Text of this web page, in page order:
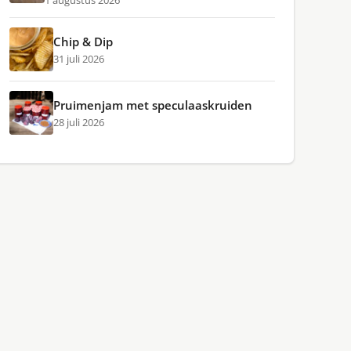
Chip & Dip
31 juli 2026
Pruimenjam met speculaaskruiden
28 juli 2026